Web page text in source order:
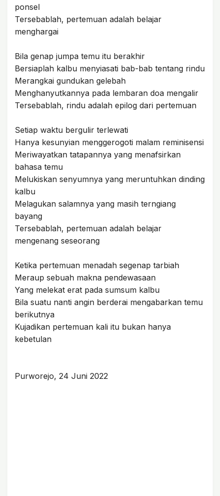
ponsel
Tersebablah, pertemuan adalah belajar
menghargai
Bila genap jumpa temu itu berakhir
Bersiaplah kalbu menyiasati bab-bab tentang rindu
Merangkai gundukan gelebah
Menghanyutkannya pada lembaran doa mengalir
Tersebablah, rindu adalah epilog dari pertemuan
Setiap waktu bergulir terlewati
Hanya kesunyian menggerogoti malam reminisensi
Meriwayatkan tatapannya yang menafsirkan
bahasa temu
Melukiskan senyumnya yang meruntuhkan dinding
kalbu
Melagukan salamnya yang masih terngiang
bayang
Tersebablah, pertemuan adalah belajar
mengenang seseorang
Ketika pertemuan menadah segenap tarbiah
Meraup sebuah makna pendewasaan
Yang melekat erat pada sumsum kalbu
Bila suatu nanti angin berderai mengabarkan temu
berikutnya
Kujadikan pertemuan kali itu bukan hanya
kebetulan
Purworejo, 24 Juni 2022